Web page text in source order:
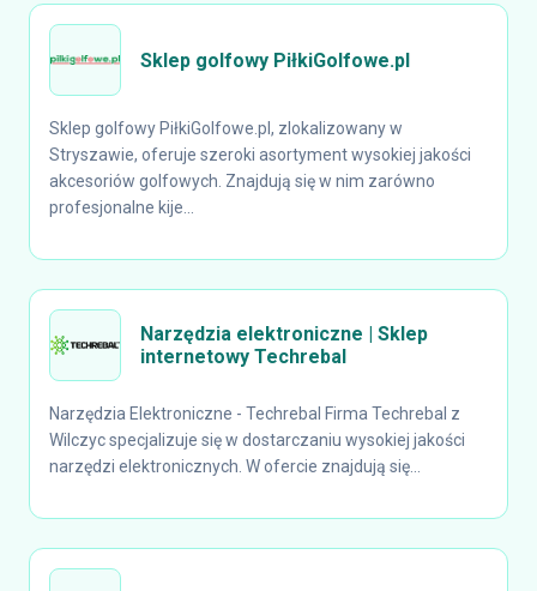
Sklep golfowy PiłkiGolfowe.pl
Sklep golfowy PiłkiGolfowe.pl, zlokalizowany w
Stryszawie, oferuje szeroki asortyment wysokiej jakości
akcesoriów golfowych. Znajdują się w nim zarówno
profesjonalne kije...
Narzędzia elektroniczne | Sklep
internetowy Techrebal
Narzędzia Elektroniczne - Techrebal Firma Techrebal z
Wilczyc specjalizuje się w dostarczaniu wysokiej jakości
narzędzi elektronicznych. W ofercie znajdują się...